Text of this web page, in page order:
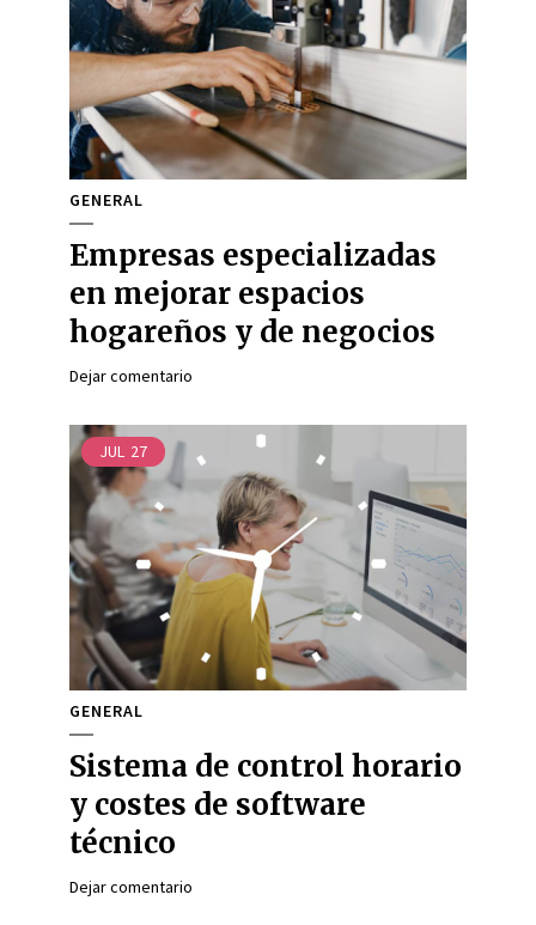
GENERAL
Empresas especializadas
en mejorar espacios
hogareños y de negocios
Dejar comentario
JUL 27
GENERAL
Sistema de control horario
y costes de software
técnico
Dejar comentario